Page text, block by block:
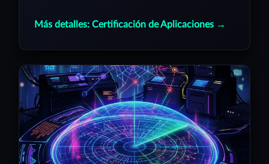
Más detalles: Certificación de Aplicaciones →